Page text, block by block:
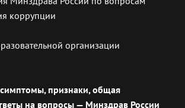
коррупции
организации
признаки, общая
на вопросы — Минздрав России